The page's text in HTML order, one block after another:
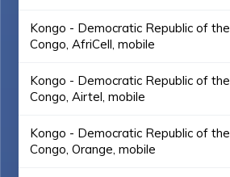
Kongo - Democratic Republic of the
Congo, AfriCell, mobile
Kongo - Democratic Republic of the
Congo, Airtel, mobile
Kongo - Democratic Republic of the
Congo, Orange, mobile